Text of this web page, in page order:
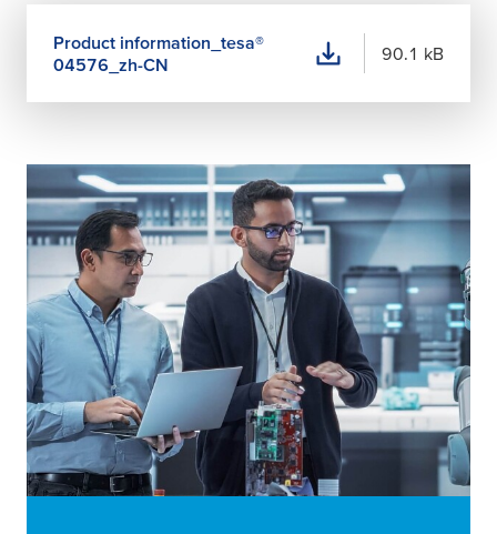
Product information_ tesa®
04576_zh-CN
90.1 kB